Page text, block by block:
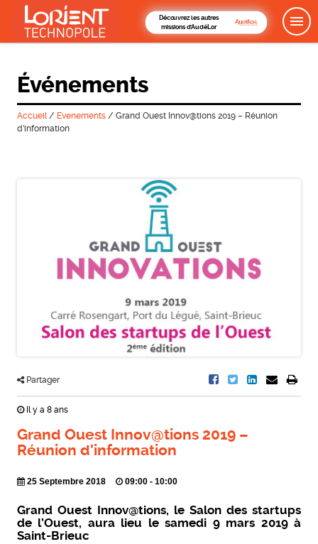
Découvrez les autres
missions d'AudéLor
Événements
Accueil/ Evenements/ Grand Ouest Innov@tions 2019 – Réunion
d’information
Partager
Il y a 8 ans
Grand Ouest Innov@tions 2019 –
Réunion d’information
25 Septembre 2018 09:00 - 10:00
Grand Ouest Innov@tions, le Salon des startups
de l’Ouest, aura lieu le samedi 9 mars 2019 à
Saint-Brieuc